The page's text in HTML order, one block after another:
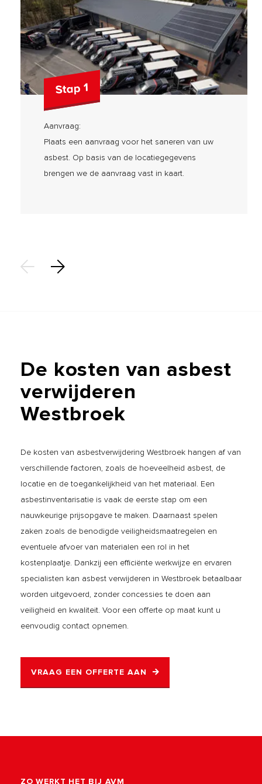
Stap 1
Aanvraag:
Plaats een aanvraag voor het saneren van uw
asbest. Op basis van de locatiegegevens
brengen we de aanvraag vast in kaart.
De kosten van asbest
verwijderen
Westbroek
De kosten van asbestverwijdering Westbroek hangen af van
verschillende factoren, zoals de hoeveelheid asbest, de
locatie en de toegankelijkheid van het materiaal. Een
asbestinventarisatie is vaak de eerste stap om een
nauwkeurige prijsopgave te maken. Daarnaast spelen
zaken zoals de benodigde veiligheidsmaatregelen en
eventuele afvoer van materialen een rol in het
kostenplaatje. Dankzij een efficiënte werkwijze en ervaren
specialisten kan asbest verwijderen in Westbroek betaalbaar
worden uitgevoerd, zonder concessies te doen aan
veiligheid en kwaliteit. Voor een offerte op maat kunt u
eenvoudig contact opnemen.
VRAAG EEN OFFERTE AAN
ZO WERKT HET BIJ AVM